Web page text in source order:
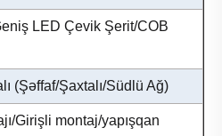
LED Çevik Şerit/COB
(Şəffaf/Şaxtalı/Südlü Ağ)
Girişli montaj/yapışqan